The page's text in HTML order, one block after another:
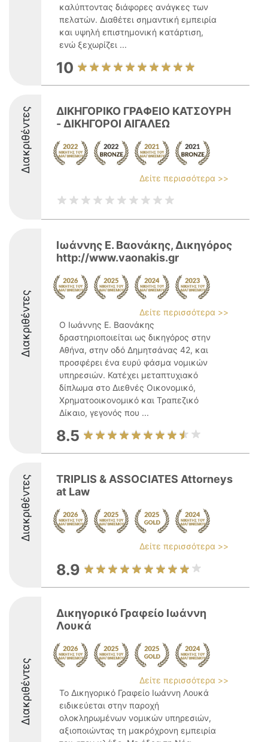
καλύπτοντας διάφορες ανάγκες των
πελατών. Διαθέτει σημαντική εμπειρία
και υψηλή επιστημονική κατάρτιση,
ενώ ξεχωρίζει ...
10
Διακριθέντες
ΔΙΚΗΓΟΡΙΚΟ ΓΡΑΦΕΙΟ ΚΑΤΣΟΥΡΗ
- ΔΙΚΗΓΟΡΟΙ ΑΙΓΑΛΕΩ
Δείτε περισσότερα >>
Διακριθέντες
Ιωάννης Ε. Βαονάκης, Δικηγόρος
http://www.vaonakis.gr
Δείτε περισσότερα >>
Ο Ιωάννης Ε. Βαονάκης
δραστηριοποιείται ως δικηγόρος στην
Αθήνα, στην οδό Δημητσάνας 42, και
προσφέρει ένα ευρύ φάσμα νομικών
υπηρεσιών. Κατέχει μεταπτυχιακό
δίπλωμα στο Διεθνές Οικονομικό,
Χρηματοοικονομικό και Τραπεζικό
Δίκαιο, γεγονός που ...
8.5
Διακριθέντες
TRIPLIS & ASSOCIATES Attorneys
at Law
Δείτε περισσότερα >>
8.9
Διακριθέντες
Δικηγορικό Γραφείο Ιωάννη
Λουκά
Δείτε περισσότερα >>
Το Δικηγορικό Γραφείο Ιωάννη Λουκά
ειδικεύεται στην παροχή
ολοκληρωμένων νομικών υπηρεσιών,
αξιοποιώντας τη μακρόχρονη εμπειρία